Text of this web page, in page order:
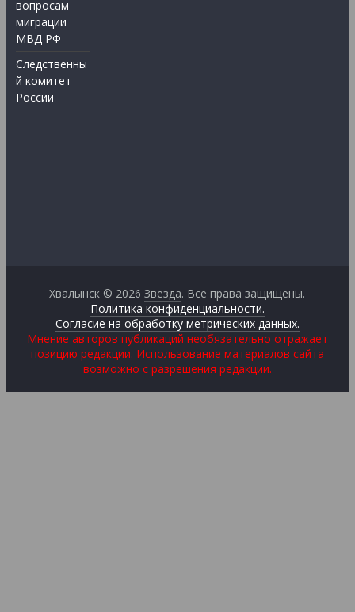
вопросам
миграции
МВД РФ
Следственны
й комитет
России
Хвалынск © 2026Звезда. Все права защищены.
Политика конфиденциальности.
Согласие на обработку метрических данных.
Мнение авторов публикаций необязательно отражает
позицию редакции. Использование материалов сайта
возможно с разрешения редакции.